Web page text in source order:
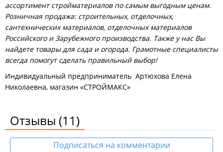
ассортимент стройматериалов по самым выгодным ценам.
Розничная продажа: строительных, отделочных,
сантехнических материалов, отделочных материалов
Российского и Зарубежного производства. Также у нас Вы
найдете товары для сада и огорода. Грамотные специалисты
всегда помогут сделать правильный выбор!
Индивидуальный предприниматель Артюхова Елена
Николаевна, магазин «СТРОЙМАКС»
Отзывы (11)
Подписаться на комментарии